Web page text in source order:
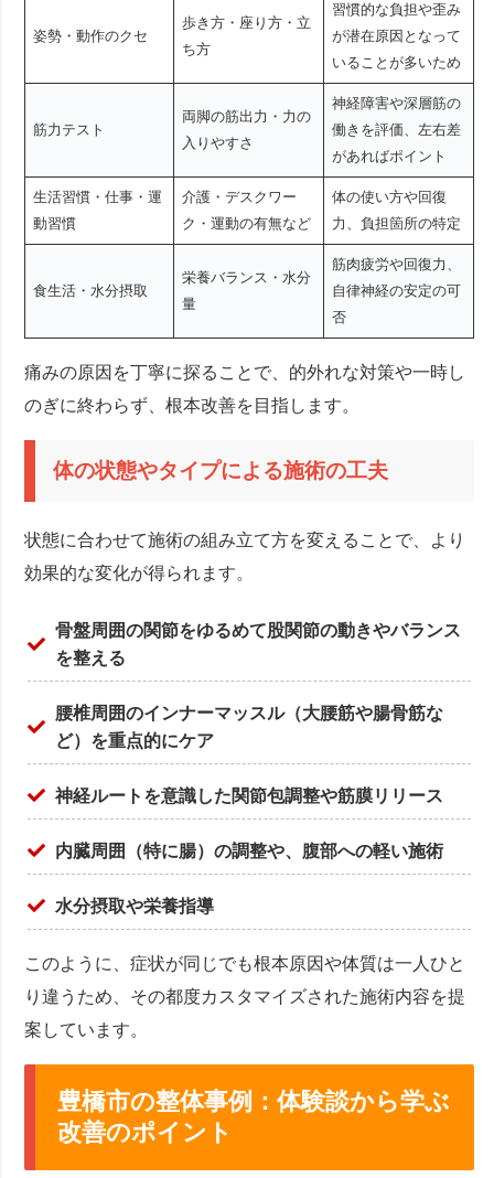
姿勢・動作のクセ
歩き方・座り方・立
ち方
習慣的な負担や歪み
が潜在原因となって
いることが多いため
筋力テスト
両脚の筋出力・力の
入りやすさ
神経障害や深層筋の
働きを評価、左右差
があればポイント
生活習慣・仕事・運
動習慣
介護・デスクワー
ク・運動の有無など
体の使い方や回復
力、負担箇所の特定
食生活・水分摂取
栄養バランス・水分
量
筋肉疲労や回復力、
自律神経の安定の可
否
痛みの原因を丁寧に探ることで、的外れな対策や一時し
のぎに終わらず、根本改善を目指します。
体の状態やタイプによる施術の工夫
状態に合わせて施術の組み立て方を変えることで、より
効果的な変化が得られます。
骨盤周囲の関節をゆるめて股関節の動きやバランス
を整える
腰椎周囲のインナーマッスル（大腰筋や腸骨筋な
ど）を重点的にケア
神経ルートを意識した関節包調整や筋膜リリース
内臓周囲（特に腸）の調整や、腹部への軽い施術
水分摂取や栄養指導
このように、症状が同じでも根本原因や体質は一人ひと
り違うため、その都度カスタマイズされた施術内容を提
案しています。
豊橋市の整体事例：体験談から学ぶ
改善のポイント